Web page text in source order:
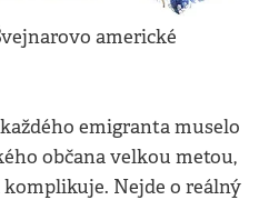
americké
emigranta muselo
občana velkou metou,
Nejde o reálný